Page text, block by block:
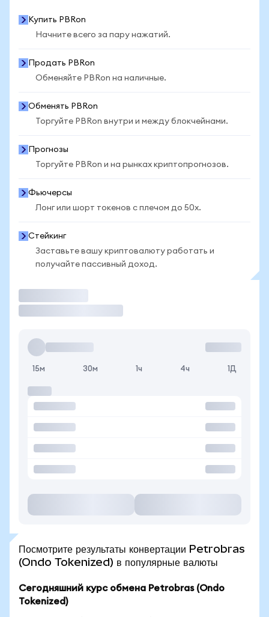
Купить PBRon
Начните всего за пару нажатий.
Продать PBRon
Обменяйте PBRon на наличные.
Обменять PBRon
Торгуйте PBRon внутри и между блокчейнами.
Прогнозы
Торгуйте PBRon и на рынках криптопрогнозов.
Фьючерсы
Лонг или шорт токенов с плечом до 50x.
Стейкинг
Заставьте вашу криптовалюту работать и
получайте пассивный доход.
15м 30м 1ч 4ч 1Д
Посмотрите результаты конвертации Petrobras
(Ondo Tokenized) в популярные валюты
Сегодняшний курс обмена Petrobras (Ondo
Tokenized)